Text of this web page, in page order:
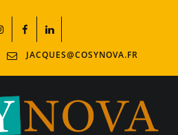
JACQUES@COSYNOVA.FR